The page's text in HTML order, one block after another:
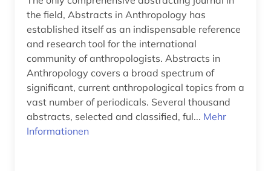
bildstock (2)
bildung (3)
biografie (2)
biographie (2)
biologie (1)
Palaestina (1)
Polen (1)
Portugal (2)
Rheinland-Pfalz (1)
Roemisches Reich (3)
Rumänien (3)
the field, Abstracts in Anthropology has
established itself as an indispensable reference
and research tool for the international
community of anthropologists. Abstracts in
Anthropology covers a broad spectrum of
significant, current anthropological topics from a
vast number of periodicals. Several thousand
abstracts, selected and classified, ful... Mehr
Informationen